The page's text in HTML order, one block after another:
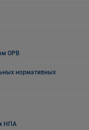
ОРВ
нормативных
НПА